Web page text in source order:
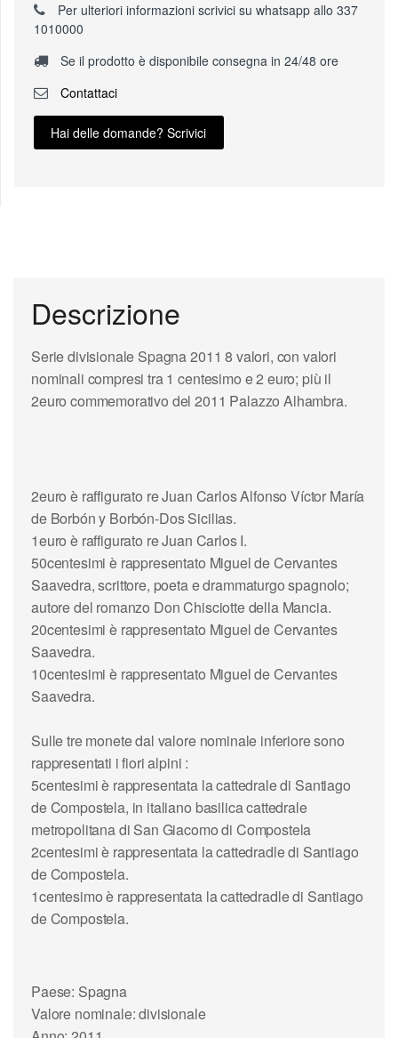
Per ulteriori informazioni scrivici su whatsapp allo 337
1010000
Se il prodotto è disponibile consegna in 24/48 ore
Contattaci
Hai delle domande? Scrivici
Descrizione
Serie divisionale Spagna2011 8 valori, con valori
nominali compresi tra 1 centesimo e 2 euro; più il
2euro commemorativo del 2011 Palazzo Alhambra.
2euro è raffigurato re Juan Carlos Alfonso Víctor María
de Borbón y Borbón-Dos Sicilias.
1euro è raffigurato re Juan Carlos I.
50centesimi è rappresentato Miguel de Cervantes
Saavedra, scrittore, poeta e drammaturgo spagnolo;
autore del romanzo Don Chisciottedella Mancia.
20centesimi è rappresentato Miguel de Cervantes
Saavedra.
10centesimi è rappresentato Miguel de Cervantes
Saavedra.
Sulle tre monete dal valore nominale inferiore sono
rappresentati i fiori alpini :
5centesimiè rappresentata la cattedrale di Santiago
de Compostela, in italiano basilica cattedrale
metropolitana di San Giacomodi Compostela
2centesimiè rappresentata la cattedradle di Santiago
de Compostela.
1centesimoè rappresentata la cattedradle di Santiago
de Compostela.
Paese: Spagna
Valore nominale: divisionale